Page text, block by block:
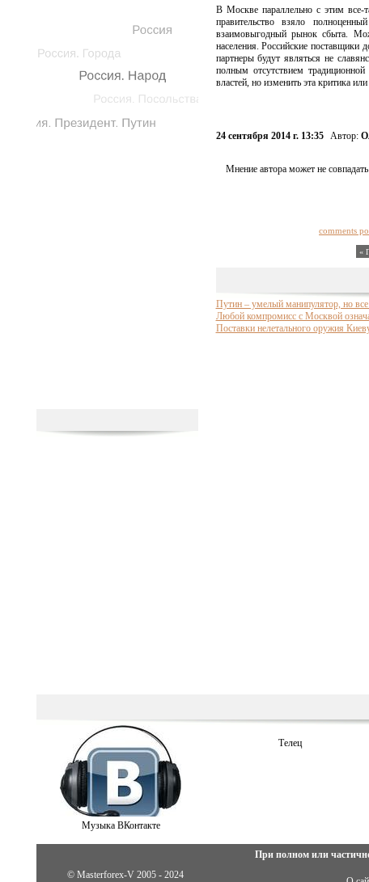
В Москве параллельно с этим все-
правительство взяло
взаимовыгодный рынок сбыта.
населения. Российские поставщики
партнеры будут являться не
полным отсутствием
властей, но изменить эта критика
24 сентября 2014 г. 13:35 Автор:
Мнение автора может не
comments
«
Путин – умелый манипулятор, но
Любой компромисс с Москвой
Поставки нелетального оружия
Музыка ВКонтакте
Телец
При полном или
© Masterforex-V 2005 - 2024